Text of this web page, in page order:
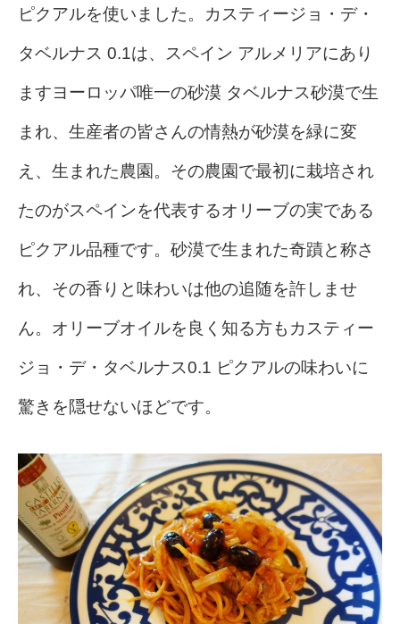
ピクアルを使いました。カスティージョ・デ・
タベルナス 0.1は、スペイン アルメリアにあり
ますヨーロッパ唯一の砂漠 タベルナス砂漠で生
まれ、生産者の皆さんの情熱が砂漠を緑に変
え、生まれた農園。その農園で最初に栽培され
たのがスペインを代表するオリーブの実である
ピクアル品種です。砂漠で生まれた奇蹟と称さ
れ、その香りと味わいは他の追随を許しませ
ん。オリーブオイルを良く知る方もカスティー
ジョ・デ・タベルナス0.1 ピクアルの味わいに
驚きを隠せないほどです。